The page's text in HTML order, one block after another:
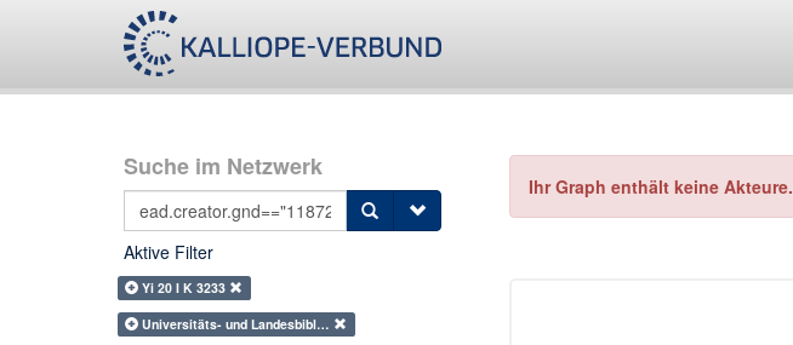
Suche im Netzwerk
Aktive Filter
Yi 20 I K 3233
Universitäts- und Landesbibl…
Ihr Graph enthält keine Akteure.